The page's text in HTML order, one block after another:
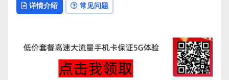
详情介绍 常见问题